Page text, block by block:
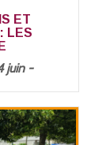
ET
LES
juin -